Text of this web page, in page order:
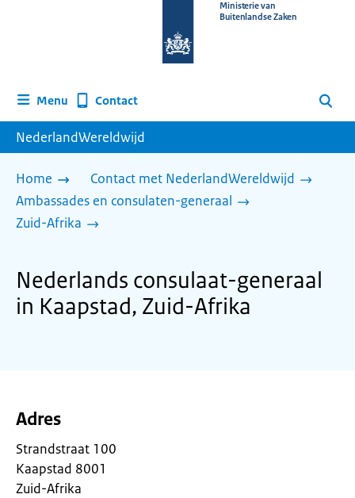
homepage
Ministerie van
Buitenlandse Zaken
Menu Contact Zoeken
NederlandWereldwijd
Home
Contact met NederlandWereldwijd
Ambassades en consulaten-generaal
Zuid-Afrika
Nederlands consulaat-generaal
in Kaapstad, Zuid-Afrika
Adres
Strandstraat 100
Kaapstad 8001
Zuid-Afrika